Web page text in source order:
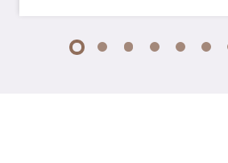
1 2 3 4 5 6